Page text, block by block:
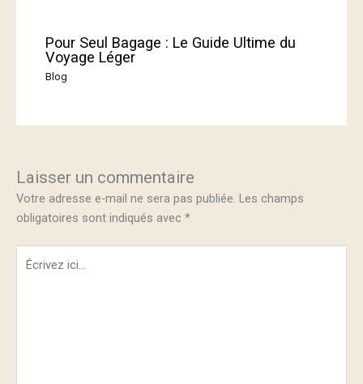
Pour Seul Bagage : Le Guide Ultime du
Voyage Léger
Blog
Laisser un commentaire
Votre adresse e-mail ne sera pas publiée. Les champs
obligatoires sont indiqués avec *
Écrivez
ici…